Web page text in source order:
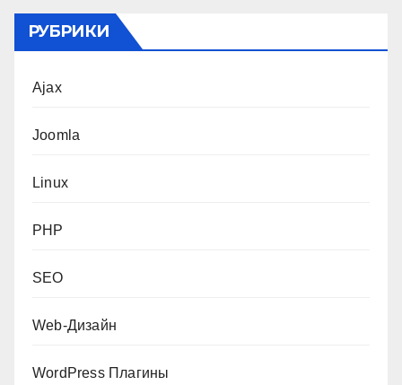
РУБРИКИ
Ajax
Joomla
Linux
PHP
SEO
Web-Дизайн
WordPress Плагины